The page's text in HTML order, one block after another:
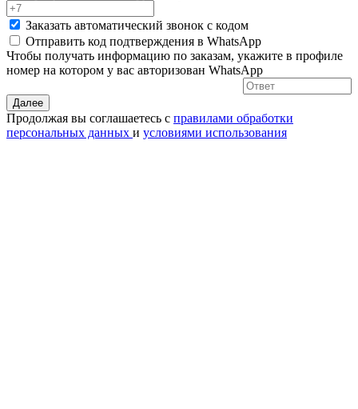
Заказать автоматический звонок с кодом
Отправить код подтверждения в WhatsApp
Чтобы получать информацию по заказам, укажите в профиле
номер на котором у вас авторизован WhatsApp
Далее
Продолжая вы соглашаетесь с правилами обработки
персональных данных и условиями использования